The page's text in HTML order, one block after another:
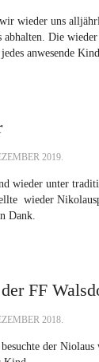
wieder uns
abhalten. Die
anwesende
2019.
wieder unter
wieder
Dank.
FF
2018.
der